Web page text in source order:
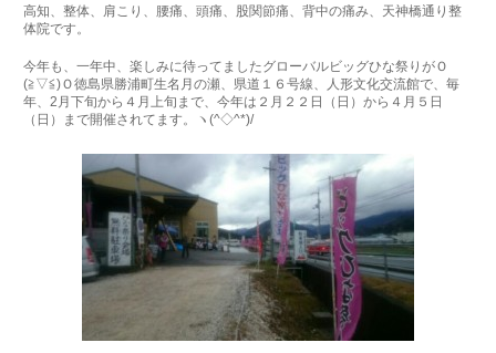
プ高知、整体、肩こり、腰痛、頭痛、股関節痛、背中の痛み、天神橋通り整
体院です。
今年も、一年中、楽しみに待ってましたグローバルビッグひな祭りがＯ
(≧▽≦)Ｏ徳島県勝浦町生名月の瀬、県道１６号線、人形文化交流館で、毎
年、2月下旬から４月上旬まで、今年は２月２２日（日）から４月５日
（日）まで開催されてます。ヽ(^◇^*)/